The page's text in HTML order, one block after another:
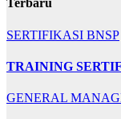
Terbaru
SERTIFIKASI BNSP
TRAINING
GENERAL